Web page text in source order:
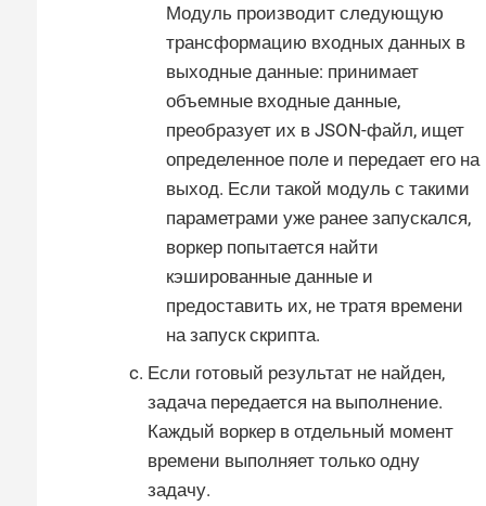
Модуль производит следующую
трансформацию входных данных в
выходные данные: принимает
объемные входные данные,
преобразует их в JSON-файл, ищет
определенное поле и передает его на
выход. Если такой модуль с такими
параметрами уже ранее запускался,
воркер попытается найти
кэшированные данные и
предоставить их, не тратя времени
на запуск скрипта.
Если готовый результат не найден,
задача передается на выполнение.
Каждый воркер в отдельный момент
времени выполняет только одну
задачу.